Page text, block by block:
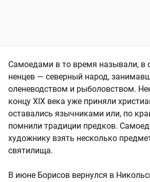
Самоедами в то время называли, в
ненцев — северный народ,
оленеводством и рыболовством.
концу XIX века уже приняли
оставались язычниками или, по
помнили традиции предков.
художнику взять несколько
святилища.
В июне Борисов вернулся в